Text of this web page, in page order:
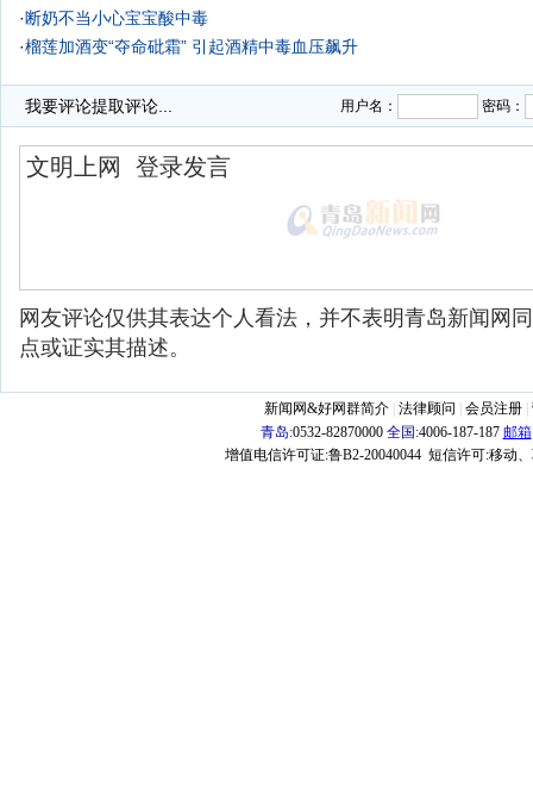
·断奶不当小心宝宝酸中毒
·榴莲加酒变“夺命砒霜” 引起酒精中毒血压飙升
我要评论提取评论... 用户名： 密码：
网友评论仅供其表达个人看法，并不表明青岛新闻网
点或证实其描述。